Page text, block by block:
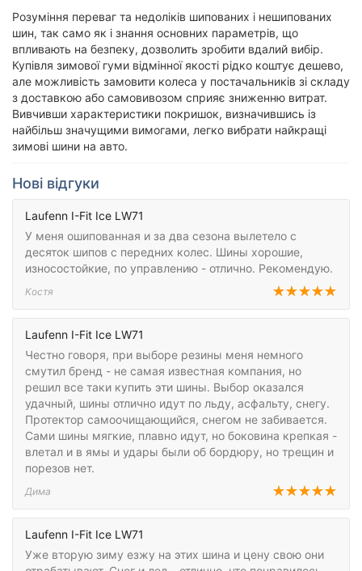
Розуміння переваг та недоліків шипованих і нешипованих
шин, так само як і знання основних параметрів, що
впливають на безпеку, дозволить зробити вдалий вибір.
Купівля зимової гуми відмінної якості рідко коштує дешево,
але можливість замовити колеса у постачальників зі складу
з доставкою або самовивозом сприяє зниженню витрат.
Вивчивши характеристики покришок, визначившись із
найбільш значущими вимогами, легко вибрати найкращі
зимові шини на авто.
Нові відгуки
Laufenn I-Fit Ice LW71
У меня ошипованная и за два сезона вылетело с
десяток шипов с передних колес. Шины хорошие,
износостойкие, по управлению - отлично. Рекомендую.
Костя
Laufenn I-Fit Ice LW71
Честно говоря, при выборе резины меня немного
смутил бренд - не самая известная компания, но
решил все таки купить эти шины. Выбор оказался
удачный, шины отлично идут по льду, асфальту, снегу.
Протектор самоочищающийся, снегом не забивается.
Сами шины мягкие, плавно идут, но боковина крепкая -
влетал и в ямы и удары были об бордюру, но трещин и
порезов нет.
Дима
Laufenn I-Fit Ice LW71
Уже вторую зиму езжу на этих шина и цену свою они